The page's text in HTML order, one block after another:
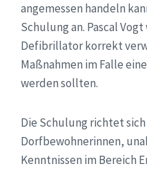
angemessen handeln
Schulung an. Pascal
Defibrillator korrekt
Maßnahmen im Falle
werden sollten.
Die Schulung richtet
Dorfbewohnerinnen,
Kenntnissen im Bereich